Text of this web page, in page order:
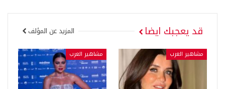
قد يعجبك ايضا المزيد عن المؤلف
مشاهير العرب مشاهير العرب